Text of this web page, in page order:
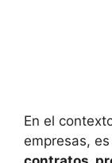
En el
empresas,